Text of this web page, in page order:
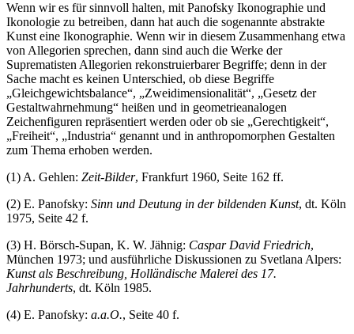
Wenn wir es für sinnvoll halten, mit Panofsky Ikonographie und
Ikonologie zu betreiben, dann hat auch die sogenannte abstrakte
Kunst eine Ikonographie. Wenn wir in diesem Zusammenhang etwa
von Allegorien sprechen, dann sind auch die Werke der
Suprematisten Allegorien rekonstruierbarer Begriffe; denn in der
Sache macht es keinen Unterschied, ob diese Begriffe
„Gleichgewichtsbalance“, „Zweidimensionalität“, „Gesetz der
Gestaltwahrnehmung“ heißen und in geometrieanalogen
Zeichenfiguren repräsentiert werden oder ob sie „Gerechtigkeit“,
„Freiheit“, „Industria“ genannt und in anthropomorphen Gestalten
zum Thema erhoben werden.
(1) A. Gehlen: Zeit-Bilder, Frankfurt 1960, Seite 162 ff.
(2) E. Panofsky: Sinn und Deutung in der bildenden Kunst, dt. Köln
1975, Seite 42 f.
(3) H. Börsch-Supan, K. W. Jähnig: Caspar David Friedrich,
München 1973; und ausführliche Diskussionen zu Svetlana Alpers:
Kunst als Beschreibung, Holländische Malerei des 17.
Jahrhunderts, dt. Köln 1985.
(4) E. Panofsky: a.a.O., Seite 40 f.